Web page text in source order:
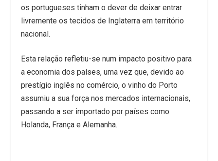
os portugueses tinham o dever de deixar entrar
livremente os tecidos de Inglaterra em território
nacional.
Esta relação refletiu-se num impacto positivo para
a economia dos países, uma vez que, devido ao
prestígio inglês no comércio, o vinho do Porto
assumiu a sua força nos mercados internacionais,
passando a ser importado por países como
Holanda, França e Alemanha.